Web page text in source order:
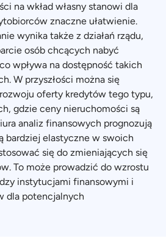
na wkład własny stanowi dla
znaczne ułatwienie.
wynika także z działań rządu,
osób chcących nabyć
wpływa na dostępność takich
W przyszłości można się
oferty kredytów tego typu,
gdzie ceny nieruchomości są
analiz finansowych prognozują
bardziej elastyczne w swoich
się do zmieniających się
To może prowadzić do wzrostu
instytucjami finansowymi i
dla potencjalnych